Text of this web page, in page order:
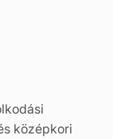
középkori